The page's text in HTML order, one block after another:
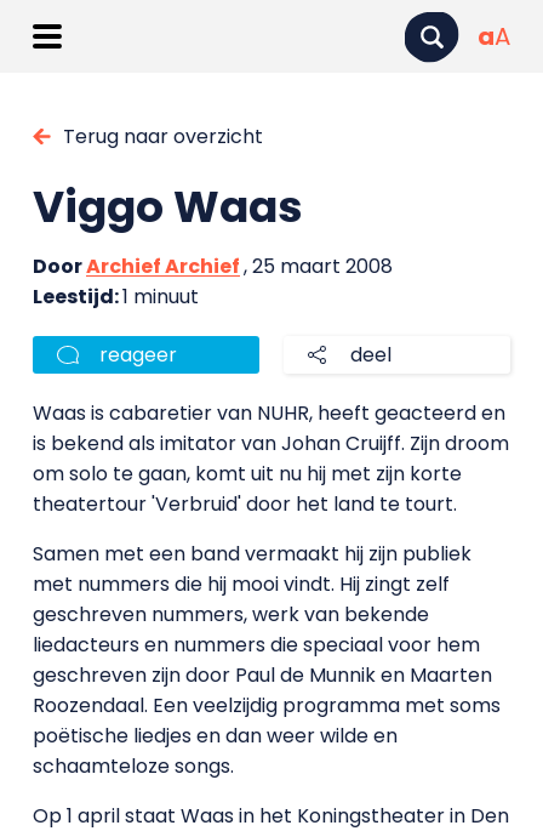
aA
Terug naar overzicht
Viggo Waas
DoorArchief Archief, 25 maart 2008
Leestijd:1 minuut
reageer deel
Waas is cabaretier van NUHR, heeft geacteerd en
is bekend als imitator van Johan Cruijff. Zijn droom
om solo te gaan, komt uit nu hij met zijn korte
theatertour 'Verbruid' door het land te tourt.
Samen met een band vermaakt hij zijn publiek
met nummers die hij mooi vindt. Hij zingt zelf
geschreven nummers, werk van bekende
liedacteurs en nummers die speciaal voor hem
geschreven zijn door Paul de Munnik en Maarten
Roozendaal. Een veelzijdig programma met soms
poëtische liedjes en dan weer wilde en
schaamteloze songs.
Op 1 april staat Waas in het Koningstheater in Den